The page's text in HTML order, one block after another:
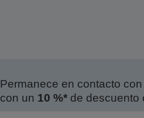
Permanece en contacto
con un 10 %*de descuento